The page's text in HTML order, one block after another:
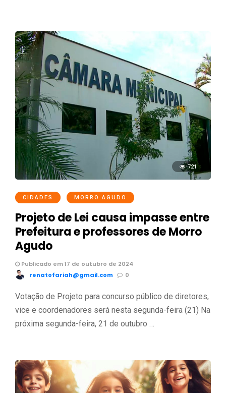
721
CIDADES MORRO AGUDO
Projeto de Lei causa impasse entre
Prefeitura e professores de Morro
Agudo
Publicado em 17 de outubro de 2024
renatofariah@gmail.com
0
Votação de Projeto para concurso público de diretores,
vice e coordenadores será nesta segunda-feira (21) Na
próxima segunda-feira, 21 de outubro …